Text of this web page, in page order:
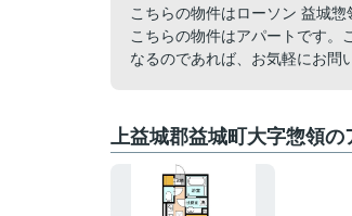
こちらの物件はローソン 益城
こちらの物件はアパートです。
なるのであれば、お気軽にお問
上益城郡益城町大字惣領